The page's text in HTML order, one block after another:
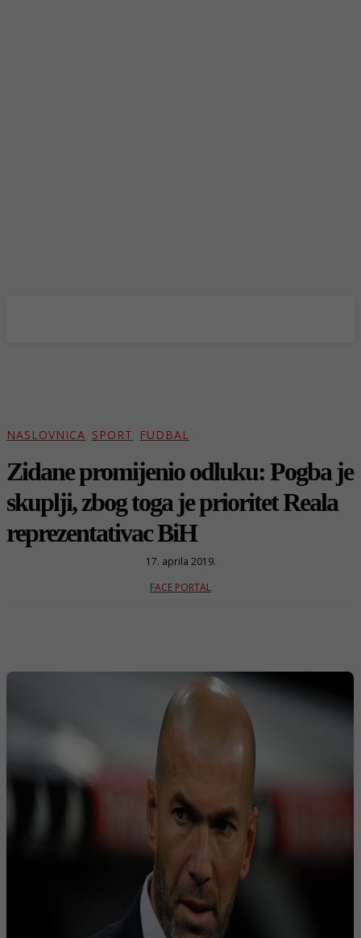
NASLOVNICA SPORT FUDBAL
Zidane promijenio odluku: Pogba je
skuplji, zbog toga je prioritet Reala
reprezentativac BiH
17. aprila 2019.
FACE PORTAL